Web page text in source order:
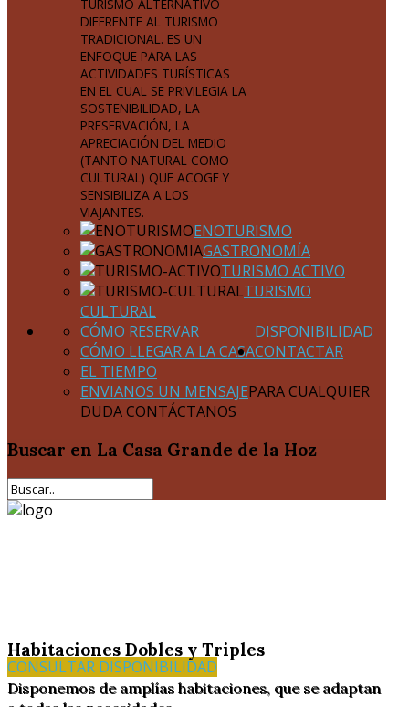
TURISMO ALTERNATIVO
DIFERENTE AL TURISMO
TRADICIONAL. ES UN
ENFOQUE PARA LAS
ACTIVIDADES TURÍSTICAS
EN EL CUAL SE PRIVILEGIA LA
SOSTENIBILIDAD, LA
PRESERVACIÓN, LA
APRECIACIÓN DEL MEDIO
(TANTO NATURAL COMO
CULTURAL) QUE ACOGE Y
SENSIBILIZA A LOS
VIAJANTES.
ENOTURISMO
GASTRONOMÍA
TURISMO ACTIVO
TURISMO
CULTURAL
DISPONIBILIDAD
CÓMO RESERVAR
CÓMO LLEGAR A LA CASA
EL TIEMPO
CONTACTAR
ENVIANOS UN MENSAJEPARA CUALQUIER
DUDA CONTÁCTANOS
Buscar en La Casa Grande de la Hoz
Habitaciones Dobles y Triples
Disponemos de amplías habitaciones, que se adaptan
CONSULTAR DISPONIBILIDAD